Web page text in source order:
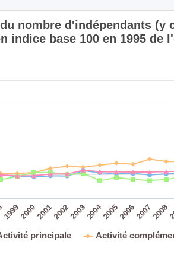
nombre d'indépendants (y
indice base 100 en 1995 de
principale Activité
1999200020012002200320042005200620072008